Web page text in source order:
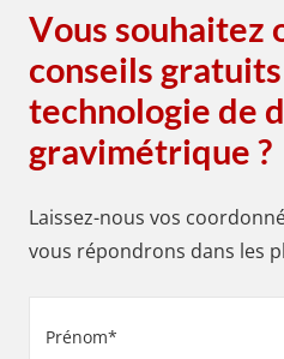
Vous souhaitez
conseils
technologie de
gravimétrique ?
Laissez-nous vos
vous répondrons dans les
(Nécessaire)